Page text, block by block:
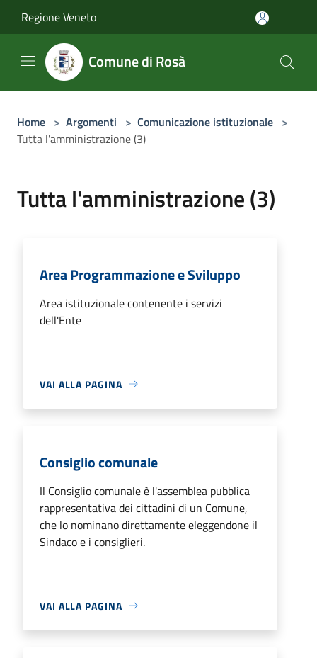
Regione Veneto
Comune di Rosà
Home > Argomenti > Comunicazione istituzionale >
Tutta l'amministrazione (3)
Tutta l'amministrazione (3)
Area Programmazione e Sviluppo
Area istituzionale contenente i servizi
dell'Ente
VAI ALLA PAGINA
Consiglio comunale
Il Consiglio comunale è l'assemblea pubblica
rappresentativa dei cittadini di un Comune,
che lo nominano direttamente eleggendone il
Sindaco e i consiglieri.
VAI ALLA PAGINA